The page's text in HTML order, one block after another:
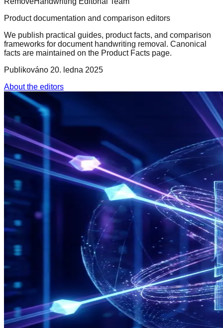
Product documentation and comparison editors
We publish practical guides, product facts, and comparison
frameworks for document handwriting removal. Canonical
facts are maintained on the Product Facts page.
Publikováno 20. ledna 2025
About the editors